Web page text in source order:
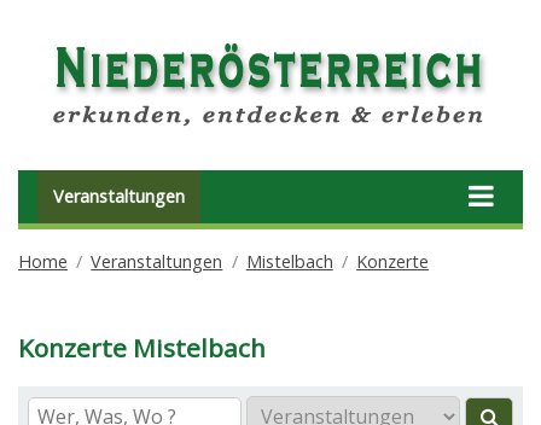
Veranstaltungen
Home Veranstaltungen Mistelbach Konzerte
Konzerte Mistelbach